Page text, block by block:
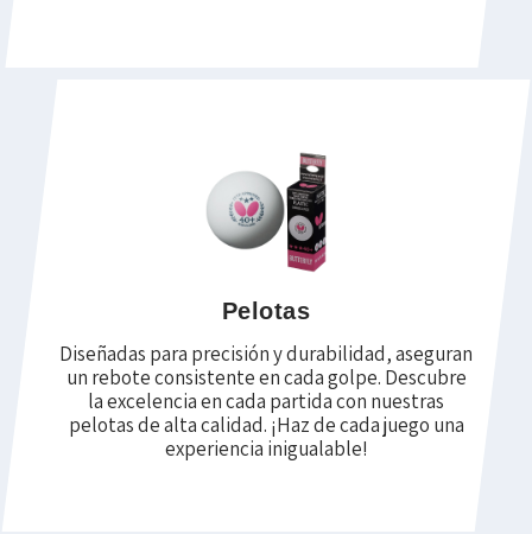
Pelotas
Diseñadas para precisión y durabilidad, aseguran
un rebote consistente en cada golpe. Descubre
la excelencia en cada partida con nuestras
pelotas de alta calidad. ¡Haz de cada juego una
experiencia inigualable!